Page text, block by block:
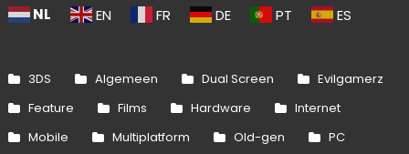
NL EN FR DE PT ES
3DS Algemeen Dual Screen
Evilgamerz
Feature
Films Hardware
Internet
Mobile
Multiplatform Old-gen PC